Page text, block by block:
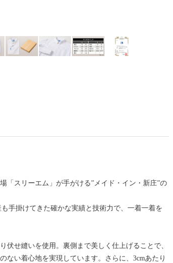
「スリーエム」が手がける”メイド・イン・新庄”の
手掛けてきた確かな実績と技術力で、一着一着を
伏せ縫いを使用。裏側まで美しく仕上げることで、
ない着心地を実現しています。さらに、3cmあたり